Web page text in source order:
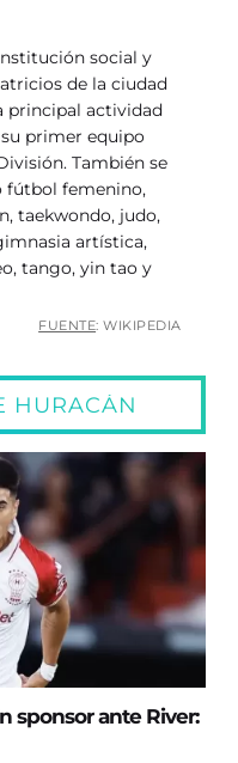
social y
de la ciudad
principal actividad
primer equipo
También se
fútbol femenino,
taekwondo, judo,
artística,
tango, yin tao y
FUENTE: WIKIPEDIA
HURACÁN
sponsor ante River: